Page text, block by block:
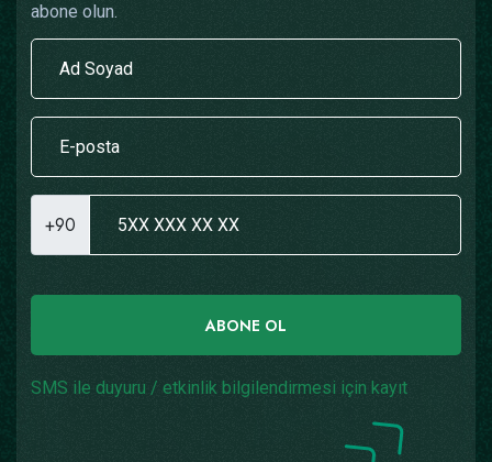
abone olun.
+90
ABONE OL
SMS ile duyuru / etkinlik bilgilendirmesi için kayıt